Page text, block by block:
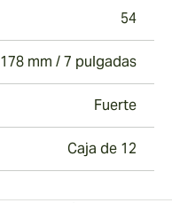
54
178 mm / 7 pulgadas
Fuerte
Caja de 12